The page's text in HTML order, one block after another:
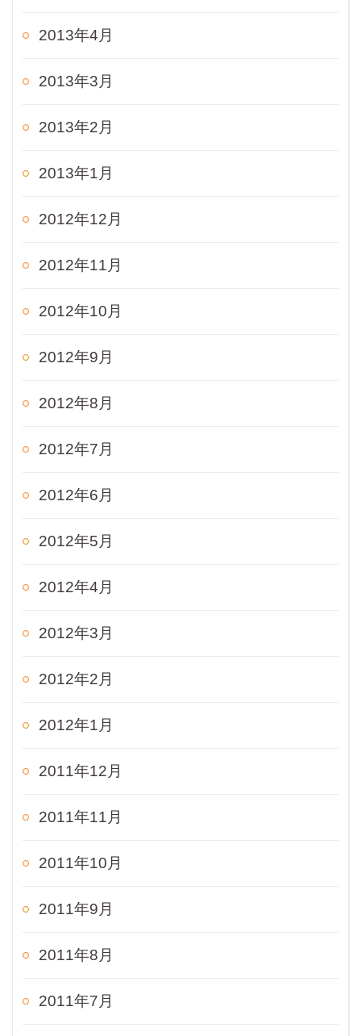
2013年4月
2013年3月
2013年2月
2013年1月
2012年12月
2012年11月
2012年10月
2012年9月
2012年8月
2012年7月
2012年6月
2012年5月
2012年4月
2012年3月
2012年2月
2012年1月
2011年12月
2011年11月
2011年10月
2011年9月
2011年8月
2011年7月